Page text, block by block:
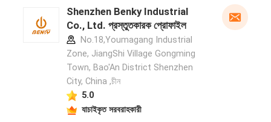
Shenzhen Benky Industrial
Co., Ltd. প্রস্তুতকারক প্রোফাইল
No.18,Youmagang Industrial
Zone, JiangShi Village Gongming
Town, Bao'An District Shenzhen
City, China ,চীন
5.0
যাচাইকৃত সরবরাহকারী